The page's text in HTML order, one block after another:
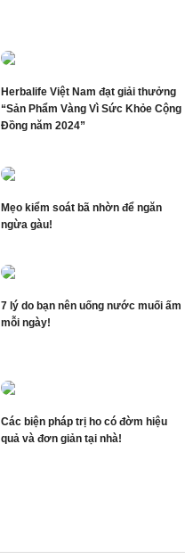
Herbalife Việt Nam đạt giải thưởng
“Sản Phẩm Vàng Vì Sức Khỏe Cộng
Đồng năm 2024”
Mẹo kiểm soát bã nhờn để ngăn
ngừa gàu!
7 lý do bạn nên uống nước muối ấm
mỗi ngày!
Các biện pháp trị ho có đờm hiệu
quả và đơn giản tại nhà!